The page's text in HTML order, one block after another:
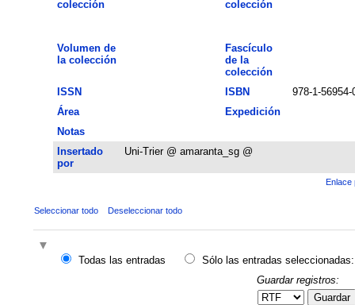
colección
colección
Volumen de
la colección
Fascículo
de la
colección
ISSN
ISBN
978-1-56954-
Área
Expedición
Notas
Insertado
por
Uni-Trier @ amaranta_sg @
Enlace
Seleccionar todo Deseleccionar todo
Todas las entradas
Sólo las entradas seleccionadas:
Guardar registros:
Guardar